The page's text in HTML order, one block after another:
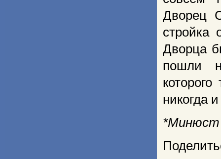
Дворец
стройка
Дворца
пошли
никогда
*Минюст